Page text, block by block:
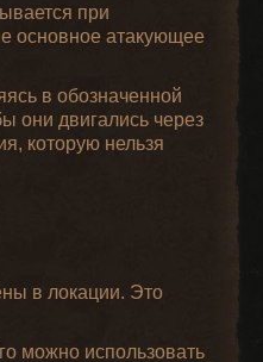
при
основное атакующее
в обозначенной
они двигались через
которую нельзя
в локации. Это
можно использовать